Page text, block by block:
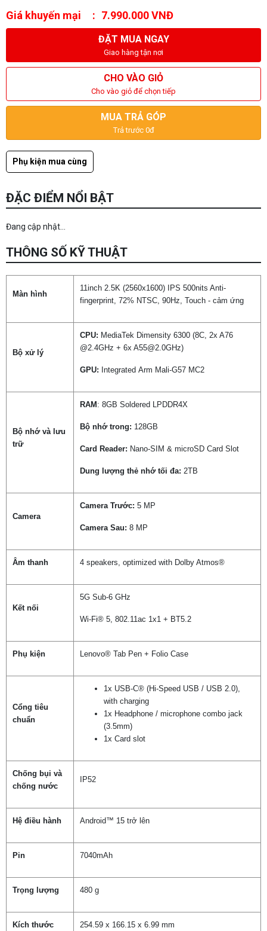
Giá khuyến mại
7.990.000 VNĐ
ĐẶT MUA NGAY
Giao hàng tận nơi
CHO VÀO GIỎ
Cho vào giỏ để chọn tiếp
MUA TRẢ GÓP
Trả trước 0đ
Phụ kiện mua cùng
ĐẶC ĐIỂM NỔI BẬT
Đang cập nhật...
THÔNG SỐ KỸ THUẬT
Màn hình
11inch 2.5K (2560x1600) IPS 500nits Anti-
fingerprint, 72% NTSC, 90Hz, Touch - cảm ứng
Bộ xử lý
CPU: MediaTek Dimensity 6300 (8C, 2x A76
@2.4GHz + 6x A55@2.0GHz)
GPU: Integrated Arm Mali-G57 MC2
Bộ nhớ và lưu
trữ
RAM : 8GB Soldered LPDDR4X
Bộ nhớ trong: 128GB
Card Reader: Nano-SIM & microSD Card Slot
Dung lượng thẻ nhớ tối đa: 2TB
Camera
Camera Trước: 5 MP
Camera Sau: 8 MP
Âm thanh 4 speakers, optimized with Dolby Atmos®
Kết nối
5G Sub-6 GHz
Wi-Fi® 5, 802.11ac 1x1 + BT5.2
Phụ kiện Lenovo® Tab Pen + Folio Case
Cổng tiêu
chuẩn
1x USB-C® (Hi-Speed USB / USB 2.0),
with charging
1x Headphone / microphone combo jack
(3.5mm)
1x Card slot
Chống bụi và
chống nước
IP52
Hệ điều hành Android™ 15 trở lên
Pin 7040mAh
Trọng lượng 480 g
Kích thước 254.59 x 166.15 x 6.99 mm